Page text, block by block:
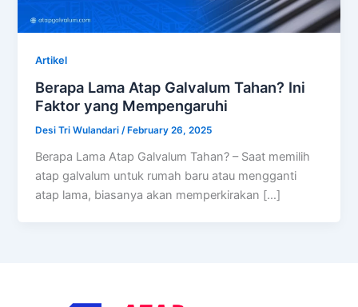
Artikel
Berapa Lama Atap Galvalum Tahan? Ini
Faktor yang Mempengaruhi
Desi Tri Wulandari/ February 26, 2025
Berapa Lama Atap Galvalum Tahan? – Saat memilih
atap galvalum untuk rumah baru atau mengganti
atap lama, biasanya akan memperkirakan […]